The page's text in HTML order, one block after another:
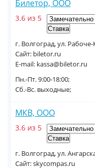
Билетор, ООО
3.6 из 5
г. Волгоград, ул.
Сайт: biletor.ru
E-mail: kassa@biletor.ru
Пн.-Пт. 9:00-18:00;
Сб.-Вс. выходные;
МКВ, ООО
3.6 из 5
г. Волгоград, ул.
Сайт: skycompas.ru